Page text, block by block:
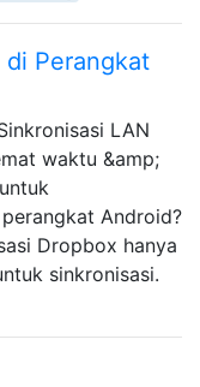
Perangkat
LAN
waktu &amp;
Android?
Dropbox hanya
sinkronisasi.